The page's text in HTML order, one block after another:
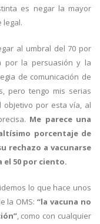
es negar la mayor
legal.
al umbral del 70 por
por la persuasión y la
de comunicación de
pero tengo mis serias
objetivo por esta vía, al
Me parece una
porcentaje de
rechazo a vacunarse
50 por ciento.
lo que hace unos
la OMS:“la vacuna no
, como con cualquier